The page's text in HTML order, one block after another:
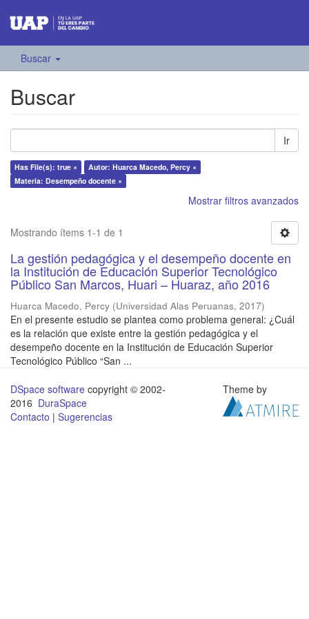
Buscar
Buscar
Ir
Has File(s): true ×
Autor: Huarca Macedo, Percy ×
Materia: Desempeño docente ×
Mostrar filtros avanzados
Mostrando ítems 1-1 de 1
La gestión pedagógica y el desempeño docente en
la Institución de Educación Superior Tecnológico
Público San Marcos, Huari – Huaraz, año 2016
Huarca Macedo, Percy (Universidad Alas Peruanas, 2017)
En el presente estudio se plantea como problema general: ¿Cuál
es la relación que existe entre la gestión pedagógica y el
desempeño docente en la Institución de Educación Superior
Tecnológico Público “San ...
DSpace software copyright © 2002-
2016 DuraSpace
Contacto | Sugerencias
Theme by